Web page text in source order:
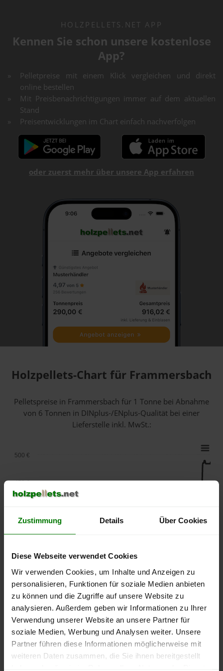
Zustimmung Details Über Cookies
Diese Webseite verwendet Cookies
Wir verwenden Cookies, um Inhalte und Anzeigen zu
personalisieren, Funktionen für soziale Medien anbieten
zu können und die Zugriffe auf unsere Website zu
analysieren. Außerdem geben wir Informationen zu Ihrer
Verwendung unserer Website an unsere Partner für
soziale Medien, Werbung und Analysen weiter. Unsere
Partner führen diese Informationen möglicherweise mit
weiteren Daten zusammen, die Sie ihnen bereitgestellt
HOLZPELLETS.NET APP
Kennen Sie schon unsere kostenlose
App?
Pelletpreise mit einem Klick vergleichen und direkt
online bestellen
Mit Preisbenachrichtigungen immer auf dem aktuellen
Stand
Preisentwicklungen im Chart einfach nachverfolgen
oder zuerst mehr über unsere App erfahren
Holzpellets-Chart für Frammersbach
Pelletspreise in Frammersbach für 1 Tonne bei Abnahme
von 6 Tonnen in DINplus-/ENplus-Qualität bei einer
Lieferstelle inkl. MwSt.:
lose Ware Sackware
September
2025
Januar
2026
Mai
2026
250 €
450 €
500 €
Die aktuelle Preisentwicklung für Holzpellets in Deutschland
können Sie jederzeit auf unsererPelletspreise-Seite